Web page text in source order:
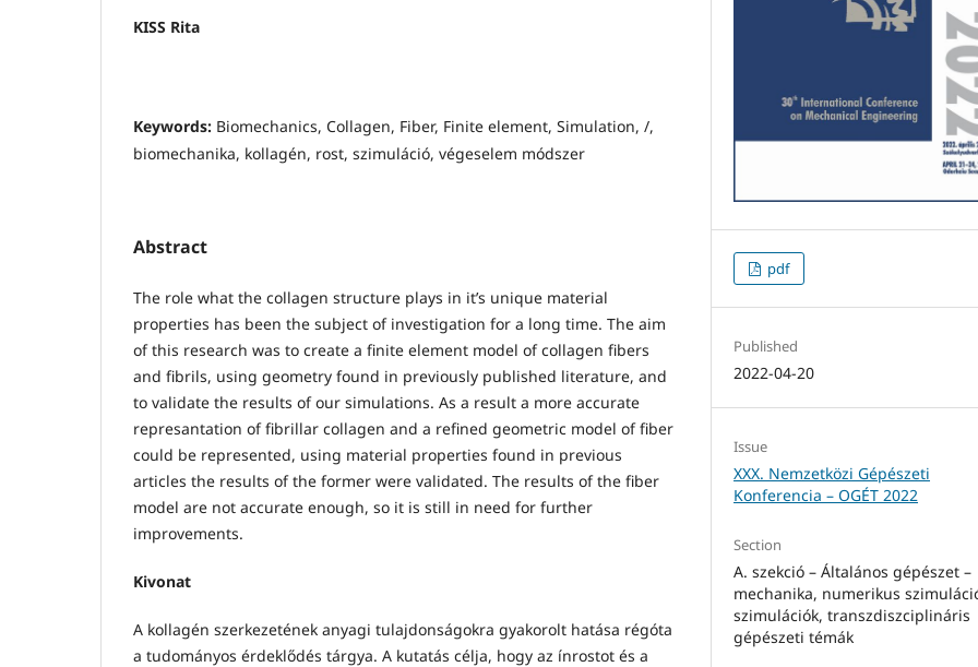
KISS Rita
Keywords: Biomechanics, Collagen, Fiber, Finite element, Simulation, /,
biomechanika, kollagén, rost, szimuláció, végeselem módszer
Abstract
The role what the collagen structure plays in it’s unique material
properties has been the subject of investigation for a long time. The aim
of this research was to create a finite element model of collagen fibers
and fibrils, using geometry found in previously published literature, and
to validate the results of our simulations. As a result a more accurate
represantation of fibrillar collagen and a refined geometric model of fiber
could be represented, using material properties found in previous
articles the results of the former were validated. The results of the fiber
model are not accurate enough, so it is still in need for further
improvements.
Kivonat
A kollagén szerkezetének anyagi tulajdonságokra gyakorolt hatása régóta
a tudományos érdeklődés tárgya. A kutatás célja, hogy az ínrostot és a
pdf
Published
2022-04-20
Issue
XXX. Nemzetközi Gépészeti
Konferencia – OGÉT 2022
Section
A. szekció – Általános gépészet –
mechanika, numerikus
szimulációk, transzdiszciplináris
gépészeti témák